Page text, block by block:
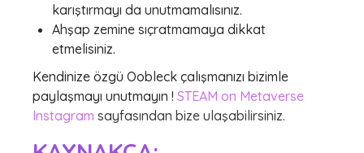
karıştırmayı da unutmamalısınız.
Ahşap zemine sıçratmamaya dikkat
etmelisiniz.
Kendinize özgü Oobleck çalışmanızı bizimle
paylaşmayı unutmayın ! STEAM on Metaverse
Instagram sayfasından bize ulaşabilirsiniz.